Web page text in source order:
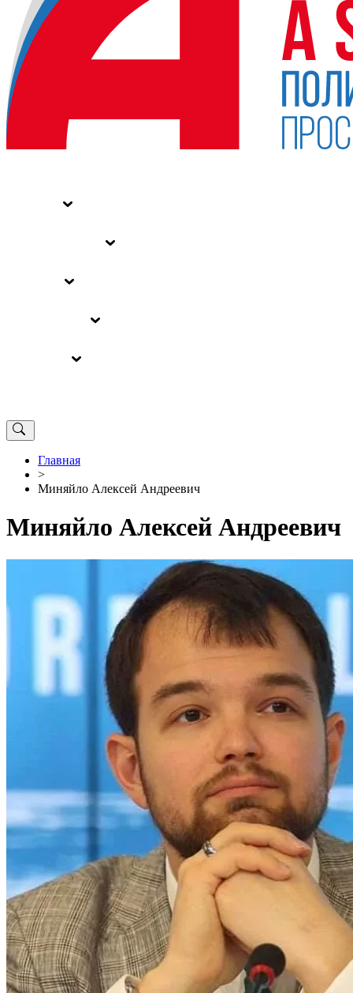
Главная
>
Миняйло Алексей Андреевич
Миняйло Алексей Андреевич